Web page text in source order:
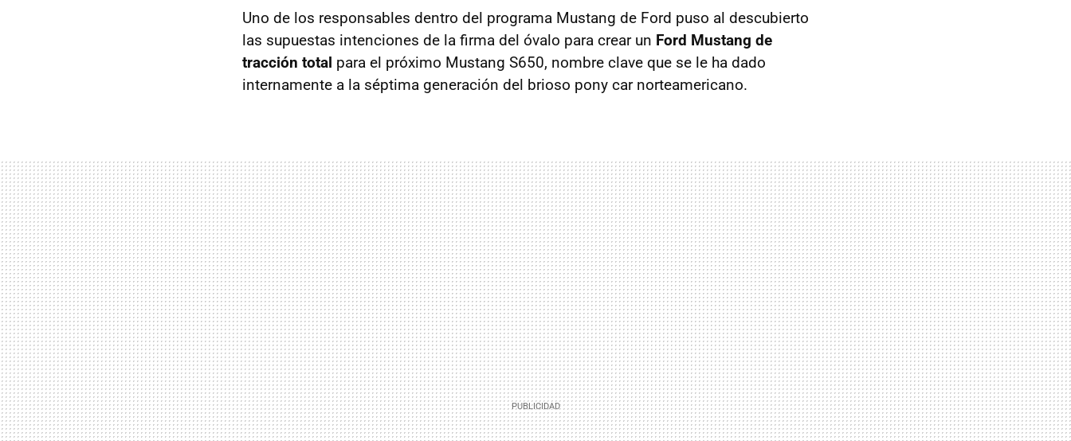
Uno de los responsables dentro del programa Mustang de Ford puso al descubierto
las supuestas intenciones de la firma del óvalo para crear un Ford Mustang de
tracción total para el próximo Mustang S650, nombre clave que se le ha dado
internamente a la séptima generación del brioso pony car norteamericano.